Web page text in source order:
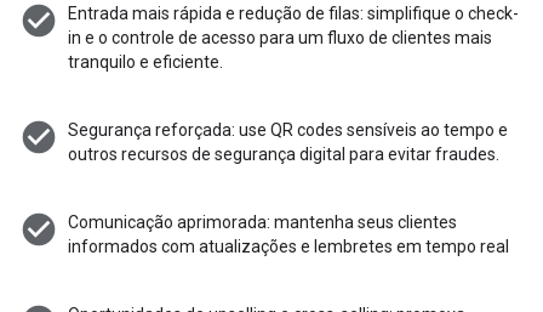
check_circle
Entrada mais rápida e redução de filas: simplifique o check-
in e o controle de acesso para um fluxo de clientes mais
tranquilo e eficiente.
check_circle
Segurança reforçada: use QR codes sensíveis ao tempo e
outros recursos de segurança digital para evitar fraudes.
check_circle
Comunicação aprimorada: mantenha seus clientes
informados com atualizações e lembretes em tempo real